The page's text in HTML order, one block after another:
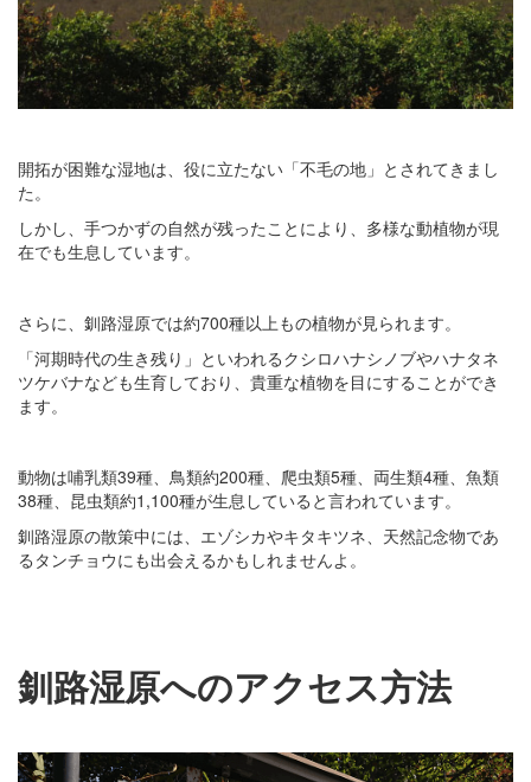
開拓が困難な湿地は、役に立たない「不毛の地」とされてきまし
た。
しかし、手つかずの自然が残ったことにより、多様な動植物が現
在でも生息しています。
さらに、釧路湿原では約700種以上もの植物が見られます。
「河期時代の生き残り」といわれるクシロハナシノブやハナタネ
ツケバナなども生育しており、貴重な植物を目にすることができ
ます。
動物は哺乳類39種、鳥類約200種、爬虫類5種、両生類4種、魚類
38種、昆虫類約1,100種が生息していると言われています。
釧路湿原の散策中には、エゾシカやキタキツネ、天然記念物であ
るタンチョウにも出会えるかもしれませんよ。
釧路湿原へのアクセス方法